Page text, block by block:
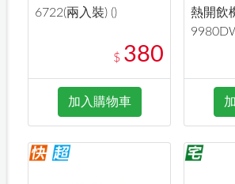
6722(兩入裝) ()
$ 380
加入購物車
熱開飲